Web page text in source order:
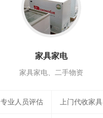
家具家电
家具家电、二手物资
专业人员评估 上门代收家具